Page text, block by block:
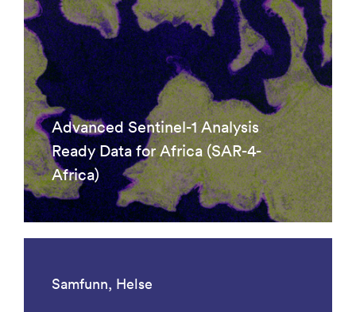
Advanced Sentinel-1 Analysis
Ready Data for Africa (SAR-4-
Africa)
Samfunn, Helse